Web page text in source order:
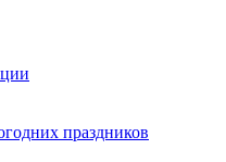
праздников